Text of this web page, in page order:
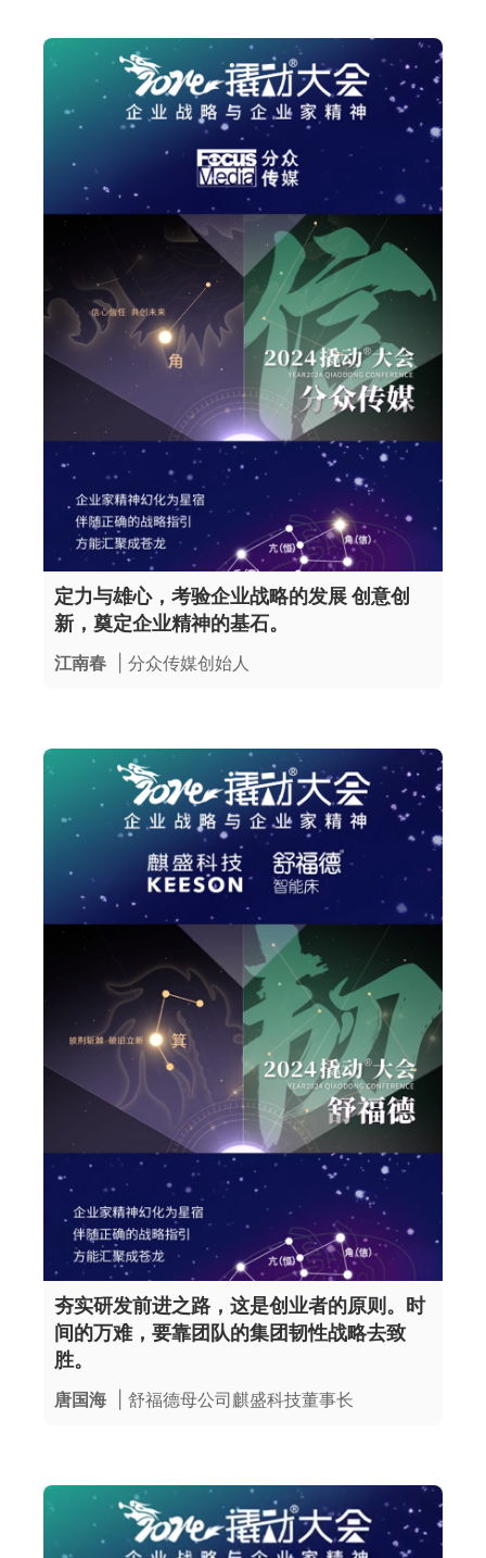
定力与雄心，考验企业战略的发展 创意创
新，奠定企业精神的基石。
江南春 | 分众传媒创始人
夯实研发前进之路，这是创业者的原则。时
间的万难，要靠团队的集团韧性战略去致
胜。
唐国海 | 舒福德母公司麒盛科技董事长